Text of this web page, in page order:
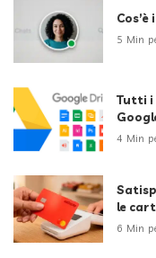
5 Min
Tutti i
4 Min
le
6 Min